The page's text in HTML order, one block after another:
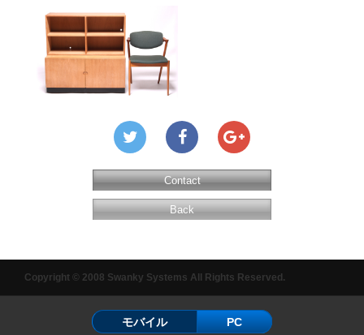
Contact
Back
Copyright © 2008 Swanky Systems All Rights Reserved.
モバイル PC